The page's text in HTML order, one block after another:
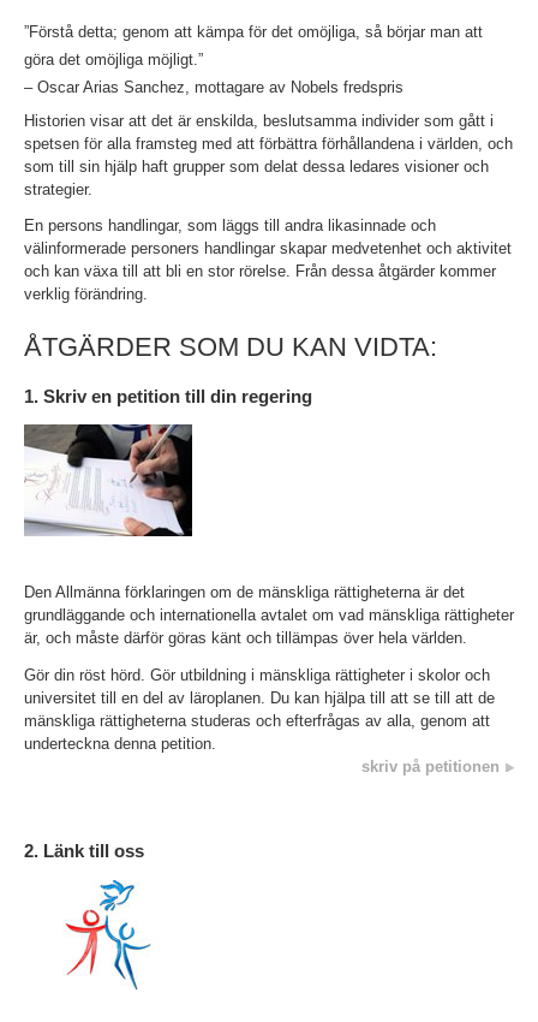
”Förstå detta; genom att kämpa för det omöjliga, så börjar man att
göra det omöjliga möjligt.”
– Oscar Arias Sanchez, mottagare av Nobels fredspris
Historien visar att det är enskilda, beslutsamma individer som gått i
spetsen för alla framsteg med att förbättra förhållandena i världen, och
som till sin hjälp haft grupper som delat dessa ledares visioner och
strategier.
En persons handlingar, som läggs till andra likasinnade och
välinformerade personers handlingar skapar medvetenhet och aktivitet
och kan växa till att bli en stor rörelse. Från dessa åtgärder kommer
verklig förändring.
ÅTGÄRDER SOM DU KAN VIDTA:
1. Skriv en petition till din regering
Den Allmänna förklaringen om de mänskliga rättigheterna är det
grundläggande och internationella avtalet om vad mänskliga rättigheter
är, och måste därför göras känt och tillämpas över hela världen.
Gör din röst hörd. Gör utbildning i mänskliga rättigheter i skolor och
universitet till en del av läroplanen. Du kan hjälpa till att se till att de
mänskliga rättigheterna studeras och efterfrågas av alla, genom att
underteckna denna petition.
skriv på petitionen
2. Länk till oss